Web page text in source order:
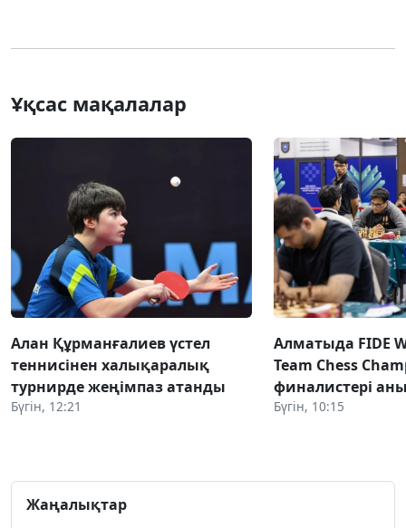
Ұқсас мақалалар
Алан Құрманғалиев үстел
теннисінен халықаралық
турнирде жеңімпаз атанды
Бүгін, 12:21
Алматыда FIDE
Team Chess
финалистері
Бүгін, 10:15
Жаңалықтар